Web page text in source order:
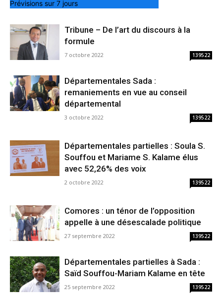
Prévisions sur 7 jours
Tribune – De l’art du discours à la
formule
7 octobre 2022 139522
Départementales Sada :
remaniements en vue au conseil
départemental
3 octobre 2022 139522
Départementales partielles : Soula S.
Souffou et Mariame S. Kalame élus
avec 52,26% des voix
2 octobre 2022 139522
Comores : un ténor de l’opposition
appelle à une désescalade politique
27 septembre 2022 139522
Départementales partielles à Sada :
Saïd Souffou-Mariam Kalame en tête
25 septembre 2022 139522